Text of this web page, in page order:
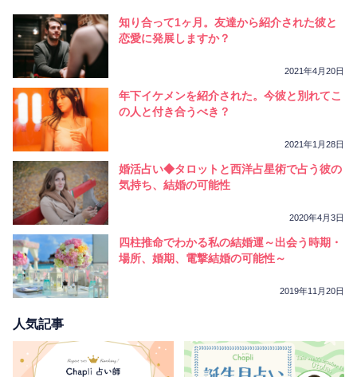
カテゴリー別
鑑定
キーワード別
彼の気持ち 恋の行方 時期
今週の運勢
相性 復縁 連絡
知り合って1ヶ月。友達から紹介された彼と
恋愛に発展しますか？
2021年4月20日
年下イケメンを紹介された。今彼と別れてこ
の人と付き合うべき？
2021年1月28日
婚活占い◆タロットと西洋占星術で占う彼の
気持ち、結婚の可能性
2020年4月3日
四柱推命でわかる私の結婚運～出会う時期・
場所、婚期、電撃結婚の可能性～
2019年11月20日
人気記事